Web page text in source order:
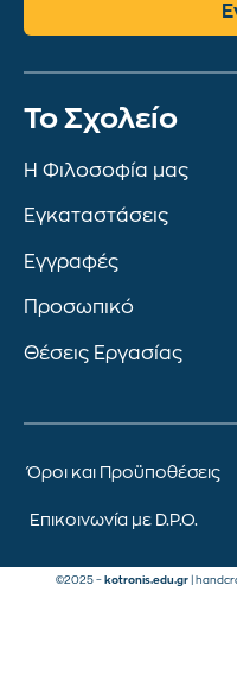
To Σχολείο
Η Φιλοσοφία μας
Εγκαταστάσεις
Εγγραφές
Προσωπικό
Θέσεις Εργασίας
Όροι και Προϋποθέσεις
Επικοινωνία με D.P.O.
©2025 – kotronis.edu.gr |